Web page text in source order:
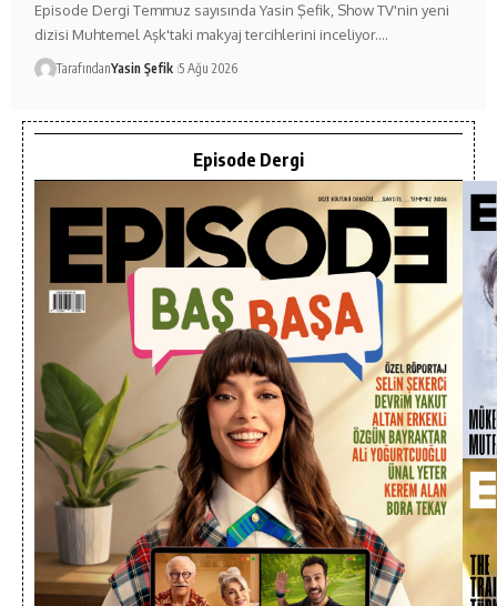
Episode Dergi Temmuz sayısında Yasin Şefik, Show TV'nin yeni
dizisi Muhtemel Aşk'taki makyaj tercihlerini inceliyor.…
TarafındanYasin Şefik 5 Ağu 2026
Episode Dergi